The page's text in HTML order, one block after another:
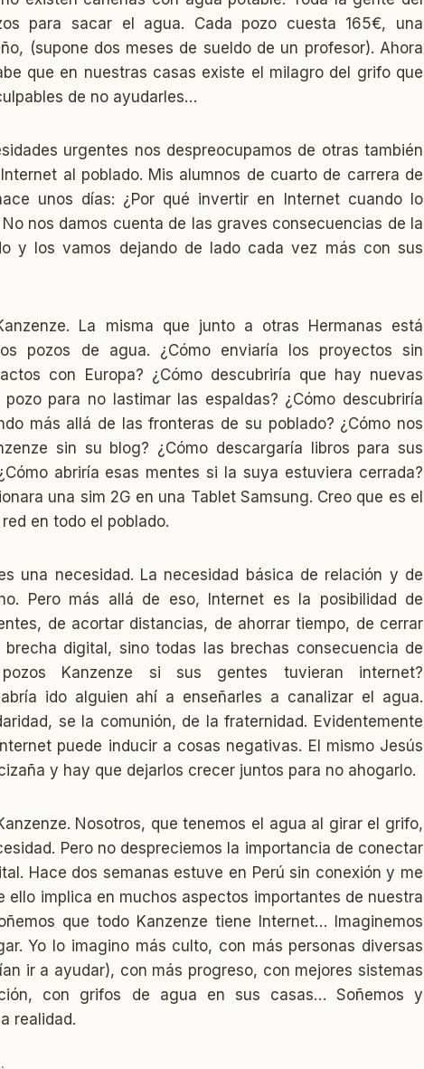
para sacar el agua. Cada pozo cuesta 165€, una
(supone dos meses de sueldo de un profesor). Ahora
que en nuestras casas existe el milagro del grifo que
de no ayudarles…
urgentes nos despreocupamos de otras también
al poblado. Mis alumnos de cuarto de carrera de
unos días: ¿Por qué invertir en Internet cuando lo
nos damos cuenta de las graves consecuencias de la
y los vamos dejando de lado cada vez más con sus
La misma que junto a otras Hermanas está
pozos de agua. ¿Cómo enviaría los proyectos sin
con Europa? ¿Cómo descubriría que hay nuevas
para no lastimar las espaldas? ¿Cómo descubriría
más allá de las fronteras de su poblado? ¿Cómo nos
sin su blog? ¿Cómo descargaría libros para sus
abriría esas mentes si la suya estuviera cerrada?
una sim 2G en una Tablet Samsung. Creo que es el
en todo el poblado.
una necesidad. La necesidad básica de relación y de
Pero más allá de eso, Internet es la posibilidad de
de acortar distancias, de ahorrar tiempo, de cerrar
digital, sino todas las brechas consecuencia de
Kanzenze si sus gentes tuvieran internet?
ido alguien ahí a enseñarles a canalizar el agua.
se la comunión, de la fraternidad. Evidentemente
puede inducir a cosas negativas. El mismo Jesús
y hay que dejarlos crecer juntos para no ahogarlo.
Nosotros, que tenemos el agua al girar el grifo,
Pero no despreciemos la importancia de conectar
Hace dos semanas estuve en Perú sin conexión y me
ello implica en muchos aspectos importantes de nuestra
que todo Kanzenze tiene Internet… Imaginemos
Yo lo imagino más culto, con más personas diversas
ir a ayudar), con más progreso, con mejores sistemas
con grifos de agua en sus casas… Soñemos y
realidad.